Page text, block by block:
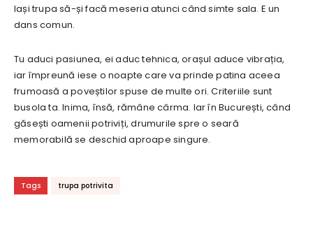
lași trupa să-și facă meseria atunci când simte sala. E un
dans comun.
Tu aduci pasiunea, ei aduc tehnica, orașul aduce vibrația,
iar împreună iese o noapte care va prinde patina aceea
frumoasă a poveștilor spuse de multe ori. Criteriile sunt
busola ta. Inima, însă, rămâne cârma. Iar în București, când
găsești oamenii potriviți, drumurile spre o seară
memorabilă se deschid aproape singure.
Tags trupa potrivita